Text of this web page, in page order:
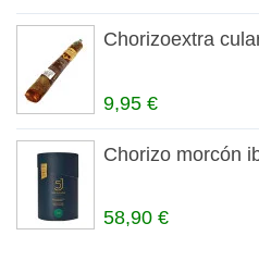
Chorizoextra
9,95 €
Chorizo morcón
58,90 €